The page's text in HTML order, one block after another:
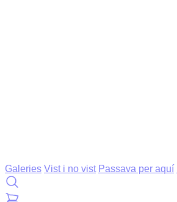
Galeries Vist i no vist Passava per aquí